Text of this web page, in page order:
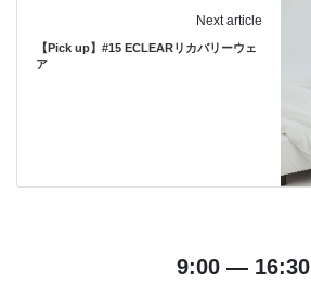
Next article
【Pick up】#15 ECLEARリカバリーウェ
ア
9:00 — 16:30